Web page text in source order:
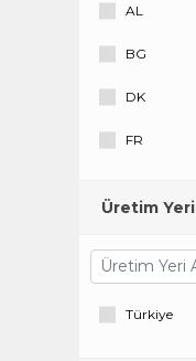
AL
BG
DK
FR
KS
MK
Üretim Yeri
Türkiye